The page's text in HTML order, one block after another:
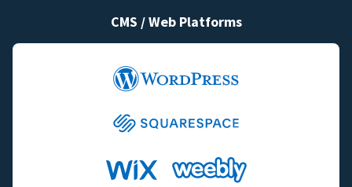
CMS / Web Platforms